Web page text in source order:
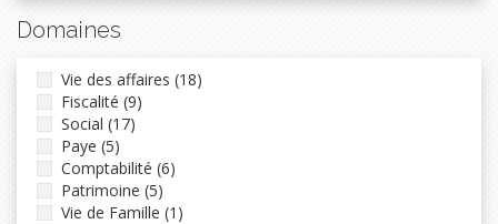
Domaines
Vie des affaires (18)
Fiscalité (9)
Social (17)
Paye (5)
Comptabilité (6)
Patrimoine (5)
Vie de Famille (1)